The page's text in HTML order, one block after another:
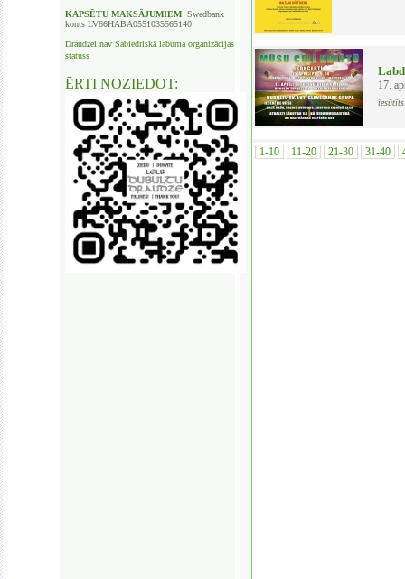
KAPSĒTU MAKSĀJUMIEM Swedbank
konts LV66HABA0551035565140
Draudzei nav Sabiedriskā labuma organizācijas
statuss
ĒRTI NOZIEDOT: 17.
1-10 11-20 21-30 31-40